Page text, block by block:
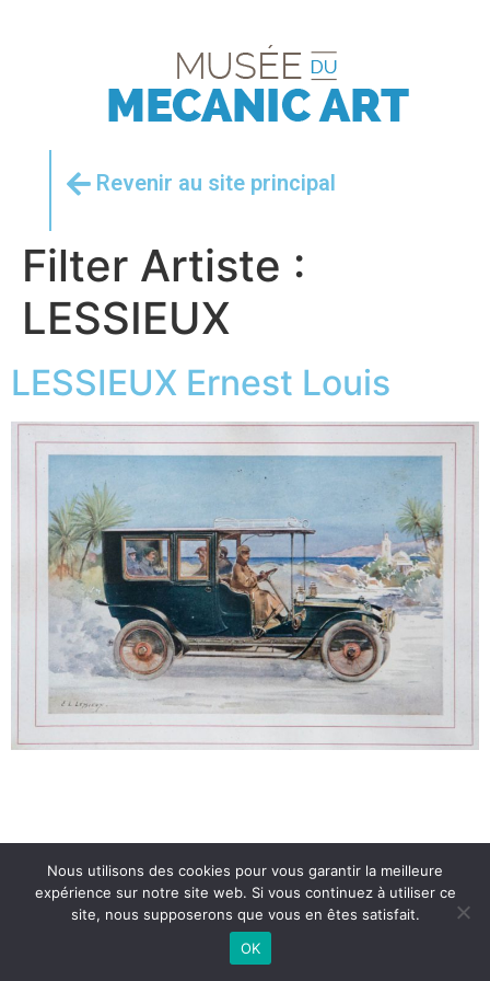
Revenir au site principal
Filter Artiste :
LESSIEUX
LESSIEUX Ernest Louis
Nous utilisons des cookies pour vous garantir la meilleure
expérience sur notre site web. Si vous continuez à utiliser ce
site, nous supposerons que vous en êtes satisfait.
OK